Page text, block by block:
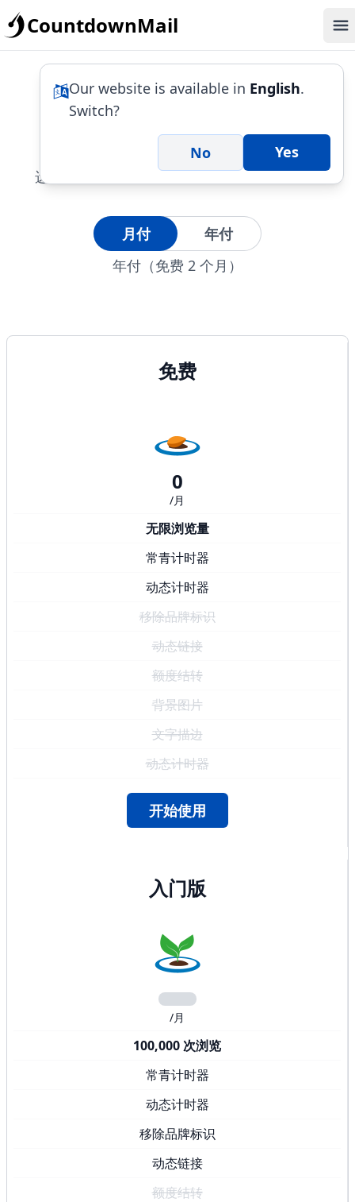
CountdownMail
Our website is available in English.
Switch?
No Yes
套餐与定价
选择适合您的套餐。需要定制套餐？联系我们
月付
年付
年付（免费 2 个月）
免费
0
/月
无限浏览量
常青计时器
动态计时器
移除品牌标识
动态链接
额度结转
背景图片
文字描边
动态计时器
开始使用
入门版
/月
100,000 次浏览
常青计时器
动态计时器
移除品牌标识
动态链接
额度结转